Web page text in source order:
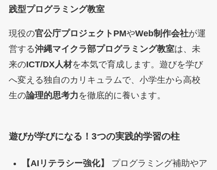
践型プログラミング教室
現役の官公庁プロジェクトPMやWeb制作会社が運
営する沖縄マイクラ部プログラミング教室は、未
来のICT/DX人材を本気で育成します。遊びを学び
へ変える独自のカリキュラムで、小学生から高校
生の論理的思考力 を徹底的に養います。
遊びが学びになる！3つの実践的学習の柱
【AIリテラシー強化】
プログラミング補助やア